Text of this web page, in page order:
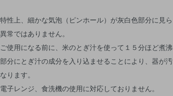
性上、細かな気泡（ピンホール）が灰白色部分に見ら
常ではありません。
使用になる前に、米のとぎ汁を使って１５分ほど煮沸
分にとぎ汁の成分を入り込ませることにより、器が汚
ります。
子レンジ、食洗機の使用に対応しておりません。